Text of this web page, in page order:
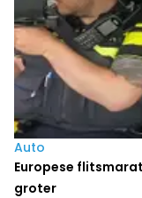
Auto
Europese
groter